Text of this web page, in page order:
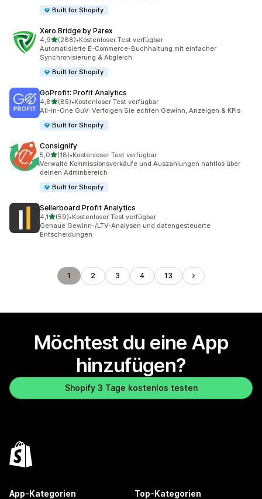
Built for Shopify
Xero Bridge by Parex
4,9von 5 Sternen
(288)
288 Rezensionen insgesamt
•Kostenloser Test verfügbar
Automatisierte E-Commerce-Buchhaltung mit einfacher
Synchronisierung & Abgleich
Built for Shopify
GoProfit: Profit Analytics
4,8von 5 Sternen
(85)
85 Rezensionen insgesamt
•Kostenloser Test verfügbar
All-in-One GuV: Verfolgen Sie echten Gewinn, Anzeigen & KPIs
Built for Shopify
Consignify
5,0von 5 Sternen
(18)
18 Rezensionen insgesamt
•Kostenloser Test verfügbar
Verwalte Kommissionsverkäufe und Auszahlungen nahtlos über
deinen Adminbereich
Built for Shopify
Sellerboard Profit Analytics
4,1von 5 Sternen
(59)
59 Rezensionen insgesamt
•Kostenloser Test verfügbar
Genaue Gewinn-/LTV-Analysen und datengesteuerte
Entscheidungen
1 2 3 4 13
Möchtest du eine App
hinzufügen?
Shopify 3 Tage kostenlos testen
App-Kategorien Top-Kategorien